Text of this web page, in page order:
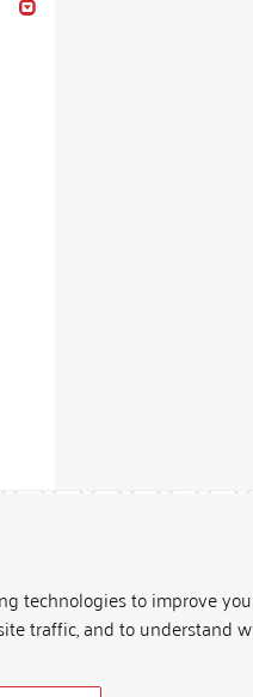
technologies to improve
traffic, and to understand